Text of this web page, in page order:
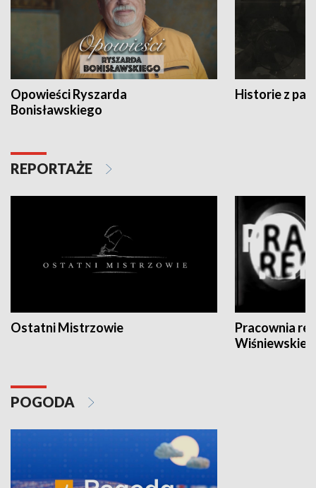
Opowieści Ryszarda
Bonisławskiego
Historie z
REPORTAŻE
Ostatni Mistrzowie
Pracownia
POGODA